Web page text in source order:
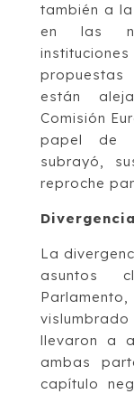
también a
en las
están
Comisión
papel de
subrayó,
reproche
La
asuntos
llevaron a
ambas
capítulo